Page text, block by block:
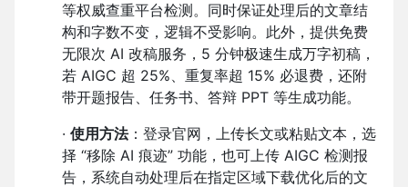
等权威查重平台检测。同时保证处理后的文章结
构和字数不变，逻辑不受影响。此外，提供免费
无限次 AI 改稿服务，5 分钟极速生成万字初稿，
若 AIGC 超 25%、重复率超 15% 必退费，还附
带开题报告、任务书、答辩 PPT 等生成功能。
· 使用方法：登录官网，上传长文或粘贴文本，选
择 “移除 AI 痕迹” 功能，也可上传 AIGC 检测报
告，系统自动处理后在指定区域下载优化后的文